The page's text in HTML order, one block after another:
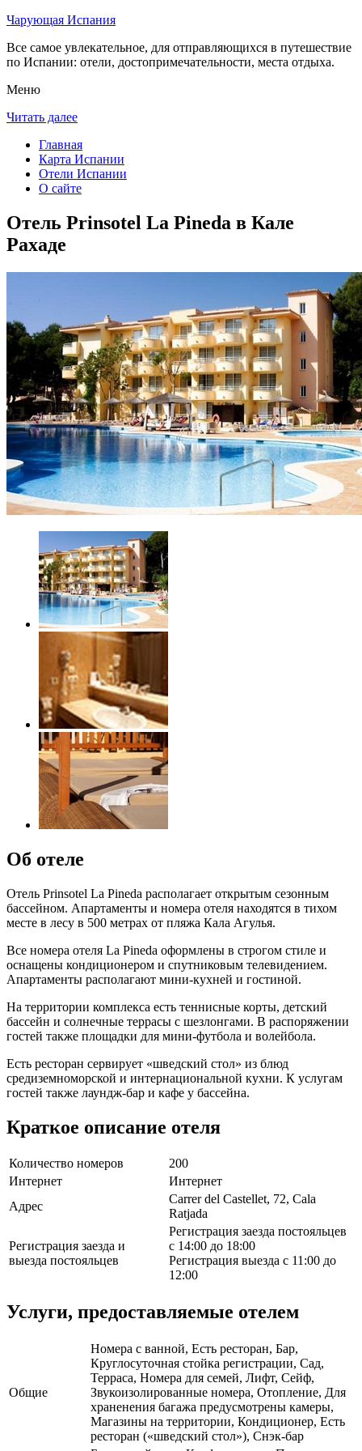
Чарующая Испания
Все самое увлекательное, для отправляющихся в путешествие
по Испании: отели, достопримечательности, места отдыха.
Меню
Читать далее
Главная
Карта Испании
Отели Испании
О сайте
Отель Prinsotel La Pineda в Кале
Рахаде
Об отеле
Отель Prinsotel La Pineda располагает открытым сезонным
бассейном. Апартаменты и номера отеля находятся в тихом
месте в лесу в 500 метрах от пляжа Кала Агулья.
Все номера отеля La Pineda оформлены в строгом стиле и
оснащены кондиционером и спутниковым телевидением.
Апартаменты располагают мини-кухней и гостиной.
На территории комплекса есть теннисные корты, детский
бассейн и солнечные террасы с шезлонгами. В распоряжении
гостей также площадки для мини-футбола и волейбола.
Есть ресторан сервирует «шведский стол» из блюд
средиземноморской и интернациональной кухни. К услугам
гостей также лаундж-бар и кафе у бассейна.
Краткое описание отеля
Количество номеров
200
Интернет
Интернет
Адрес
Carrer del Castellet, 72, Cala
Ratjada
Регистрация заезда и
выезда постояльцев
Регистрация заезда постояльцев
с 14:00 до 18:00
Регистрация выезда с 11:00 до
12:00
Услуги, предоставляемые отелем
Общие
Номера с ванной, Есть ресторан, Бар,
Круглосуточная стойка регистрации, Сад,
Терраса, Номера для семей, Лифт, Сейф,
Звукоизолированные номера, Отопление, Для
храненения багажа предусмотрены камеры,
Магазины на территории, Кондиционер, Есть
ресторан («шведский стол»), Снэк-бар